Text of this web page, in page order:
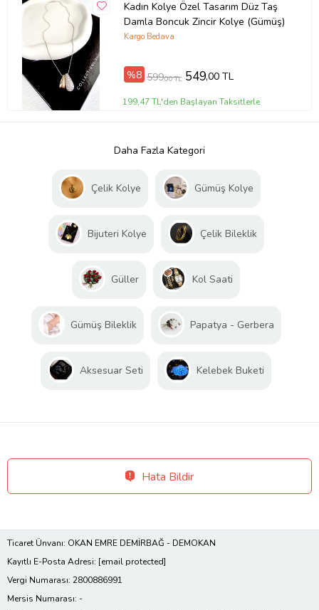
Kadın Kolye Özel Tasarım Düz Taş
Damla Boncuk Zincir Kolye (Gümüş)
Kargo Bedava
%8 599,00 TL 549,00 TL
199,47 TL'den Başlayan Taksitlerle
Daha Fazla Kategori
Çelik Kolye Gümüş Kolye
Bijuteri Kolye Çelik Bileklik
Güller Kol Saati
Gümüş Bileklik Papatya - Gerbera
Aksesuar Seti Kelebek Buketi
Hata Bildir
Ticaret Ünvanı: OKAN EMRE DEMİRBAĞ - DEMOKAN
Kayıtlı E-Posta Adresi: [email protected]
Vergi Numarası: 2800886991
Mersis Numarası: -